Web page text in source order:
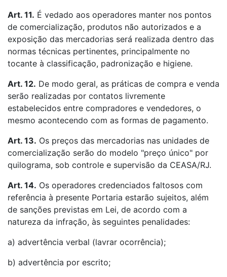
Art. 11. É vedado aos operadores manter nos pontos
de comercialização, produtos não autorizados e a
exposição das mercadorias será realizada dentro das
normas técnicas pertinentes, principalmente no
tocante à classificação, padronização e higiene.
Art. 12. De modo geral, as práticas de compra e venda
serão realizadas por contatos livremente
estabelecidos entre compradores e vendedores, o
mesmo acontecendo com as formas de pagamento.
Art. 13. Os preços das mercadorias nas unidades de
comercialização serão do modelo "preço único" por
quilograma, sob controle e supervisão da CEASA/RJ.
Art. 14. Os operadores credenciados faltosos com
referência à presente Portaria estarão sujeitos, além
de sanções previstas em Lei, de acordo com a
natureza da infração, às seguintes penalidades:
a) advertência verbal (lavrar ocorrência);
b) advertência por escrito;